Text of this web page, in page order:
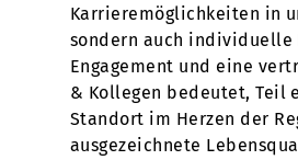
Karrieremöglichkeiten in
sondern auch individuelle
Engagement und eine
& Kollegen bedeutet, Teil
Standort im Herzen der
ausgezeichnete